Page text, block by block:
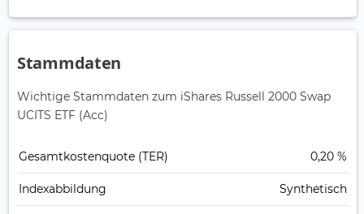
Stammdaten
Wichtige Stammdaten zum iShares Russell 2000 Swap
UCITS ETF (Acc)
Gesamt­kosten­quote (TER) 0,20 %
Index­abbildung Synthetisch